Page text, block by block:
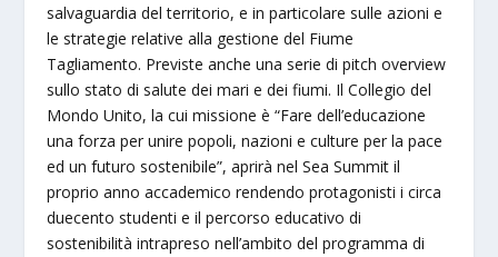
salvaguardia del territorio, e in particolare sulle azioni e
le strategie relative alla gestione del Fiume
Tagliamento. Previste anche una serie di pitch overview
sullo stato di salute dei mari e dei fiumi. Il Collegio del
Mondo Unito, la cui missione è “Fare dell’educazione
una forza per unire popoli, nazioni e culture per la pace
ed un futuro sostenibile”, aprirà nel Sea Summit il
proprio anno accademico rendendo protagonisti i circa
duecento studenti e il percorso educativo di
sostenibilità intrapreso nell’ambito del programma di